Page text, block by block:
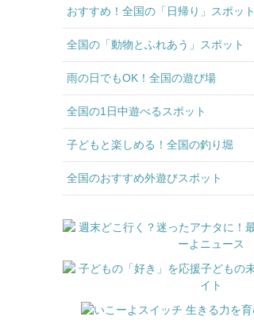
おすすめ！全国の「日帰り」スポット
全国の「動物とふれあう」スポット
雨の日でもOK！全国の遊び場
全国の1日中遊べるスポット
子どもと楽しめる！全国の釣り堀
全国のおすすめ外遊びスポット